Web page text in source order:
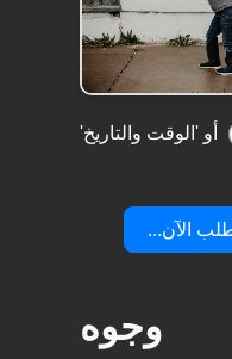
أو 'الوقت والتاريخ'
الآن...
وجوه